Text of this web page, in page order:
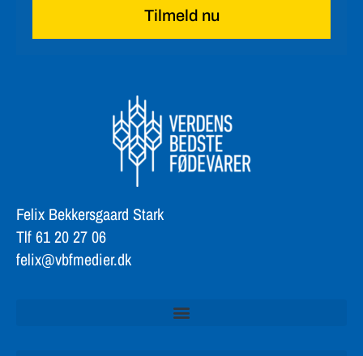
Tilmeld nu
Felix Bekkersgaard Stark
Tlf 61 20 27 06
felix@vbfmedier.dk